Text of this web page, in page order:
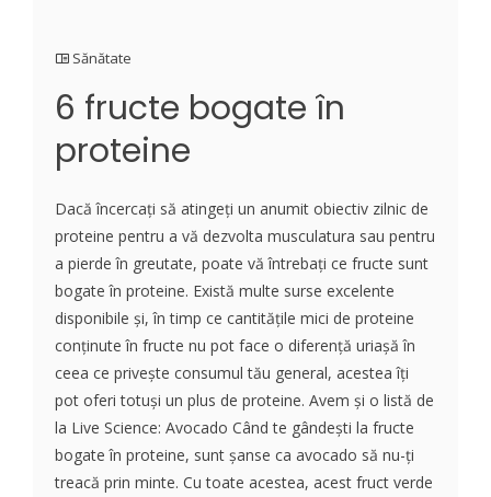
Sănătate
6 fructe bogate în
proteine
Dacă încercați să atingeți un anumit obiectiv zilnic de
proteine pentru a vă dezvolta musculatura sau pentru
a pierde în greutate, poate vă întrebați ce fructe sunt
bogate în proteine. Există multe surse excelente
disponibile și, în timp ce cantitățile mici de proteine
conținute în fructe nu pot face o diferență uriașă în
ceea ce privește consumul tău general, acestea îți
pot oferi totuși un plus de proteine. Avem și o listă de
la Live Science: Avocado Când te gândești la fructe
bogate în proteine, sunt șanse ca avocado să nu-ți
treacă prin minte. Cu toate acestea, acest fruct verde